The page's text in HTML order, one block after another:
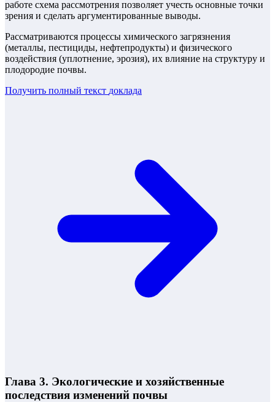
работе схема рассмотрения позволяет учесть основные точки
зрения и сделать аргументированные выводы.
Рассматриваются процессы химического загрязнения
(металлы, пестициды, нефтепродукты) и физического
воздействия (уплотнение, эрозия), их влияние на структуру и
плодородие почвы.
Получить полный текст доклада
Глава 3. Экологические и хозяйственные
последствия изменений почвы